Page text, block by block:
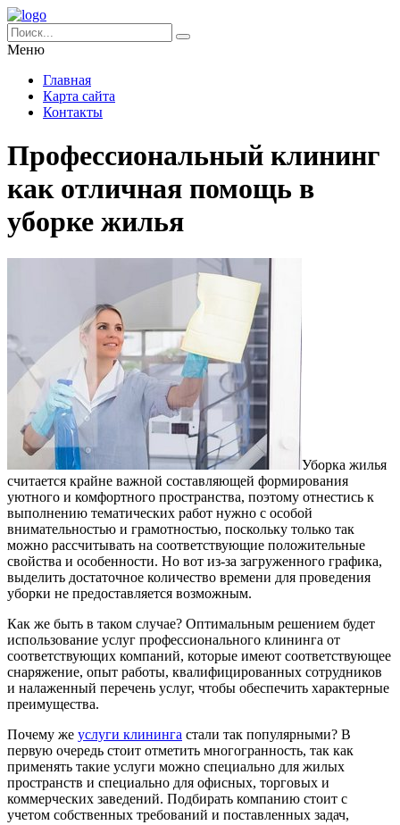
Меню
Главная
Карта сайта
Контакты
Профессиональный клининг
как отличная помощь в
уборке жилья
Уборка жилья
считается крайне важной составляющей формирования
уютного и комфортного пространства, поэтому отнестись к
выполнению тематических работ нужно с особой
внимательностью и грамотностью, поскольку только так
можно рассчитывать на соответствующие положительные
свойства и особенности. Но вот из-за загруженного графика,
выделить достаточное количество времени для проведения
уборки не предоставляется возможным.
Как же быть в таком случае? Оптимальным решением будет
использование услуг профессионального клининга от
соответствующих компаний, которые имеют соответствующее
снаряжение, опыт работы, квалифицированных сотрудников
и налаженный перечень услуг, чтобы обеспечить характерные
преимущества.
Почему же услуги клининга стали так популярными? В
первую очередь стоит отметить многогранность, так как
применять такие услуги можно специально для жилых
пространств и специально для офисных, торговых и
коммерческих заведений. Подбирать компанию стоит с
учетом собственных требований и поставленных задач,